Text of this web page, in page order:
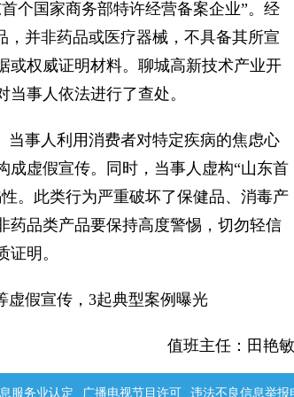
个国家商务部特许经营备案企业”。经
，并非药品或医疗器械，不具备其所宣
或权威证明材料。聊城高新技术产业开
事人依法进行了查处。
事人利用消费者对特定疾病的焦虑心
虚假宣传。同时，当事人虚构“山东首
。此类行为严重破坏了保健品、消毒产
药品类产品要保持高度警惕，切勿轻信
明。
虚假宣传，3起典型案例曝光
值班主任：田艳敏
服务业认定 广播电视节目许可 违法不良信息举报